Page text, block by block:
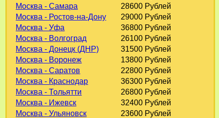
Москва - Самара
28600 Рублей
Москва - Ростов-на-Дону
29000 Рублей
Москва - Уфа
36800 Рублей
Москва - Волгоград
26100 Рублей
Москва - Донецк (ДНР)
31500 Рублей
Москва - Воронеж
13800 Рублей
Москва - Саратов
22800 Рублей
Москва - Краснодар
36300 Рублей
Москва - Тольятти
26800 Рублей
Москва - Ижевск
32400 Рублей
Москва - Ульяновск
23600 Рублей